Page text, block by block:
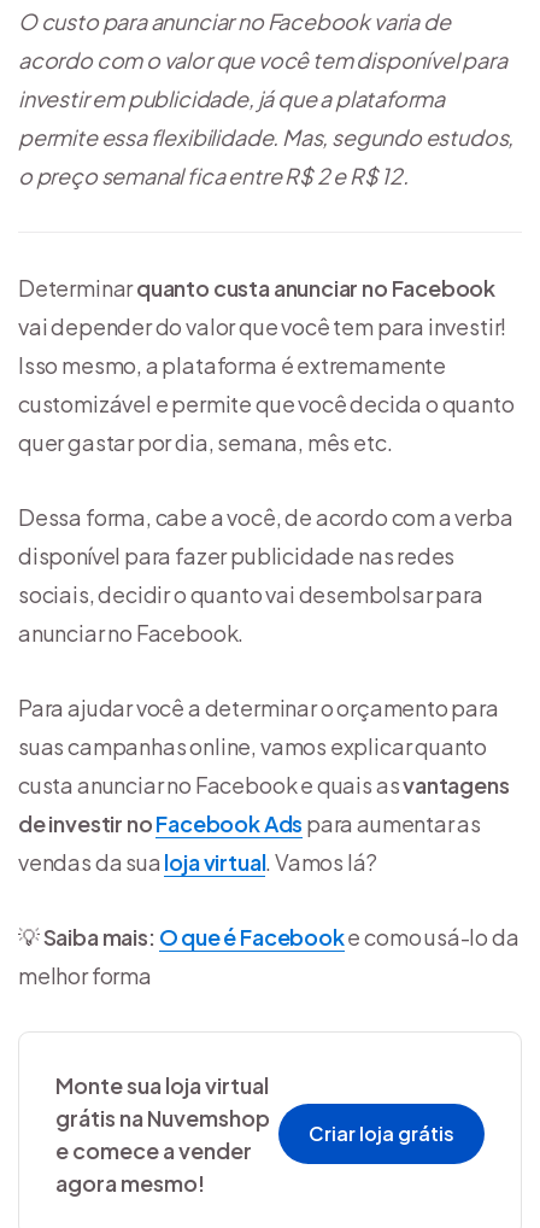
O custo para anunciar no Facebook varia de
acordo com o valor que você tem disponível para
investir em publicidade, já que a plataforma
permite essa flexibilidade. Mas, segundo estudos,
o preço semanal fica entre R$ 2 e R$ 12.
Determinarquanto custa anunciar no Facebook
vai depender do valor que você tem para investir!
Isso mesmo, a plataforma é extremamente
customizável e permite que você decida o quanto
quer gastar por dia, semana, mês etc.
Dessa forma, cabe a você, de acordo com a verba
disponível para fazer publicidade nas redes
sociais, decidir o quanto vai desembolsar para
anunciar no Facebook.
Para ajudar você a determinar o orçamento para
suas campanhas online, vamos explicar quanto
custa anunciar no Facebook e quais asvantagens
de investir noFacebook Ads para aumentar as
vendas da sua loja virtual. Vamos lá?
💡Saiba mais: O que é Facebooke como usá-lo da
melhor forma
Monte sua loja virtual
grátis na Nuvemshop
e comece a vender
agora mesmo!
Criar loja grátis